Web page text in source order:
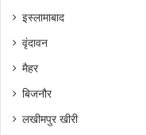
इस्लामाबाद
वृंदावन
मैहर
बिजनौर
लखीमपुर खीरी